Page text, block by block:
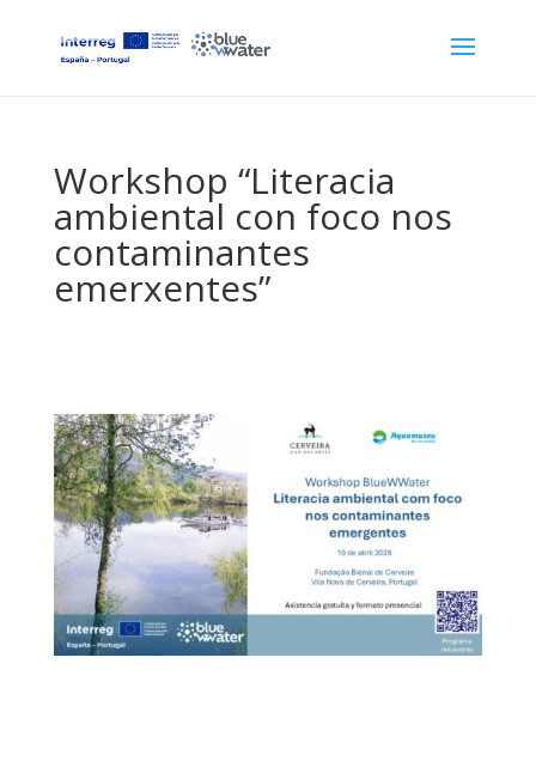
Workshop “Literacia
ambiental con foco nos
contaminantes
emerxentes”